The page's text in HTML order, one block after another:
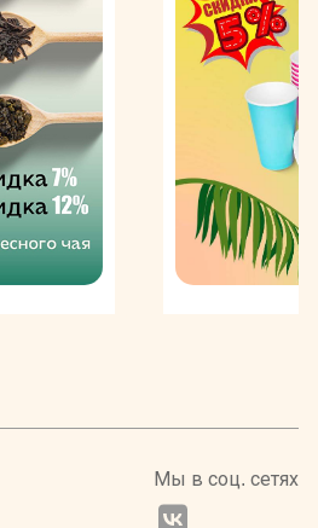
Индии. Зерна тщательно
разной степени
помолу. Весь процесс
Кафе молотого строго
итальянской марки.
радует кофеманов широкой
купажей, составляемых
своего дела. Богатый
блендами: JaBIMo,
Aroma & Profumo, Arabica
виде -
Мы в соц. сетях